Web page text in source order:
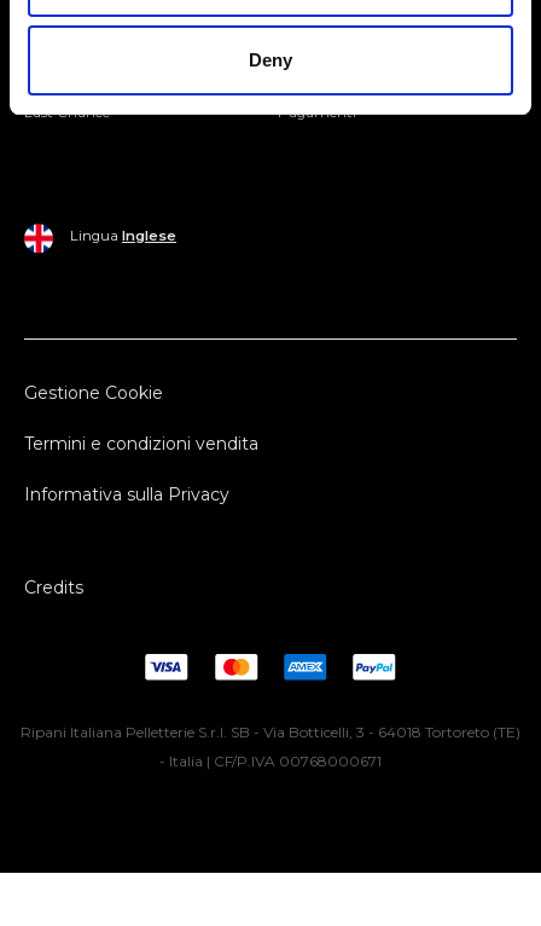
Deny
Uomo
Last Chance
Spedizione e Consegna
Policy di Reso
Pagamenti
Lingua Inglese
Gestione Cookie
Termini e condizioni vendita
Informativa sulla Privacy
Credits
Ripani Italiana Pelletterie S.r.l. SB - Via Botticelli, 3 - 64018 Tortoreto (TE)
- Italia | CF/P.IVA 00768000671